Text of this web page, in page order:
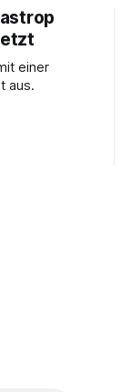
einer
aus.